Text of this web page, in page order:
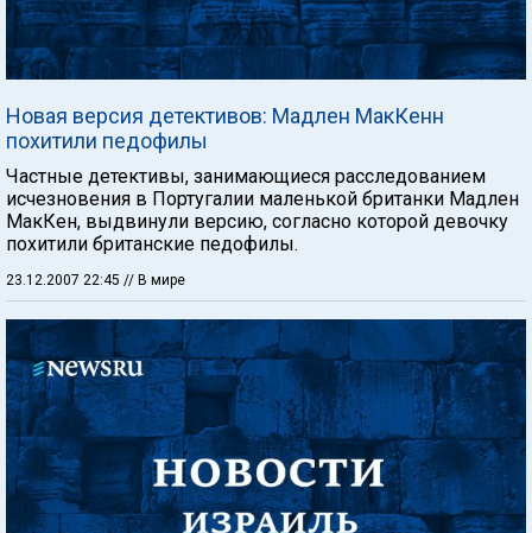
Новая версия детективов: Мадлен МакКенн
похитили педофилы
Частные детективы, занимающиеся расследованием
исчезновения в Португалии маленькой британки Мадлен
МакКен, выдвинули версию, согласно которой девочку
похитили британские педофилы.
23.12.2007 22:45 // В мире